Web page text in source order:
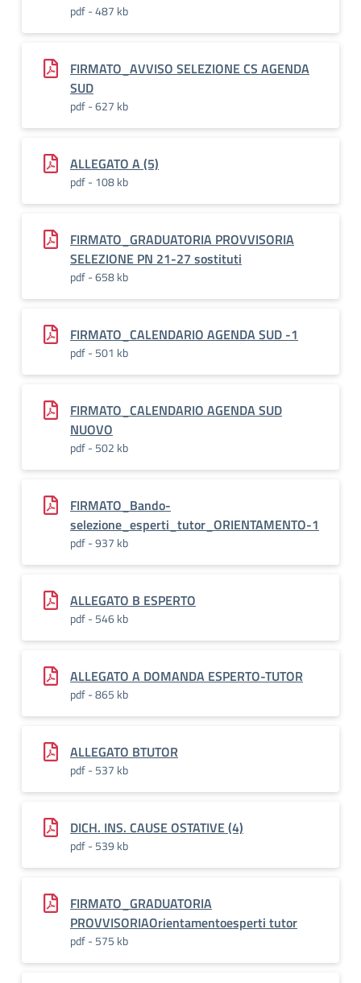
pdf - 487 kb
FIRMATO_AVVISO SELEZIONE CS AGENDA
SUD
pdf - 627 kb
ALLEGATO A (5)
pdf - 108 kb
FIRMATO_GRADUATORIA PROVVISORIA
SELEZIONE PN 21-27 sostituti
pdf - 658 kb
FIRMATO_CALENDARIO AGENDA SUD -1
pdf - 501 kb
FIRMATO_CALENDARIO AGENDA SUD
NUOVO
pdf - 502 kb
FIRMATO_Bando-
selezione_esperti_tutor_ORIENTAMENTO-1
pdf - 937 kb
ALLEGATO B ESPERTO
pdf - 546 kb
ALLEGATO A DOMANDA ESPERTO-TUTOR
pdf - 865 kb
ALLEGATO BTUTOR
pdf - 537 kb
DICH. INS. CAUSE OSTATIVE (4)
pdf - 539 kb
FIRMATO_GRADUATORIA
PROVVISORIAOrientamentoesperti tutor
pdf - 575 kb